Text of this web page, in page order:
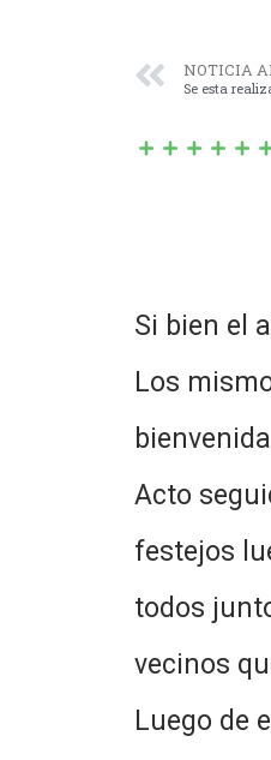
NOTICIA
Si bien el
Los
Acto
festejos
todos
vecinos
Luego de